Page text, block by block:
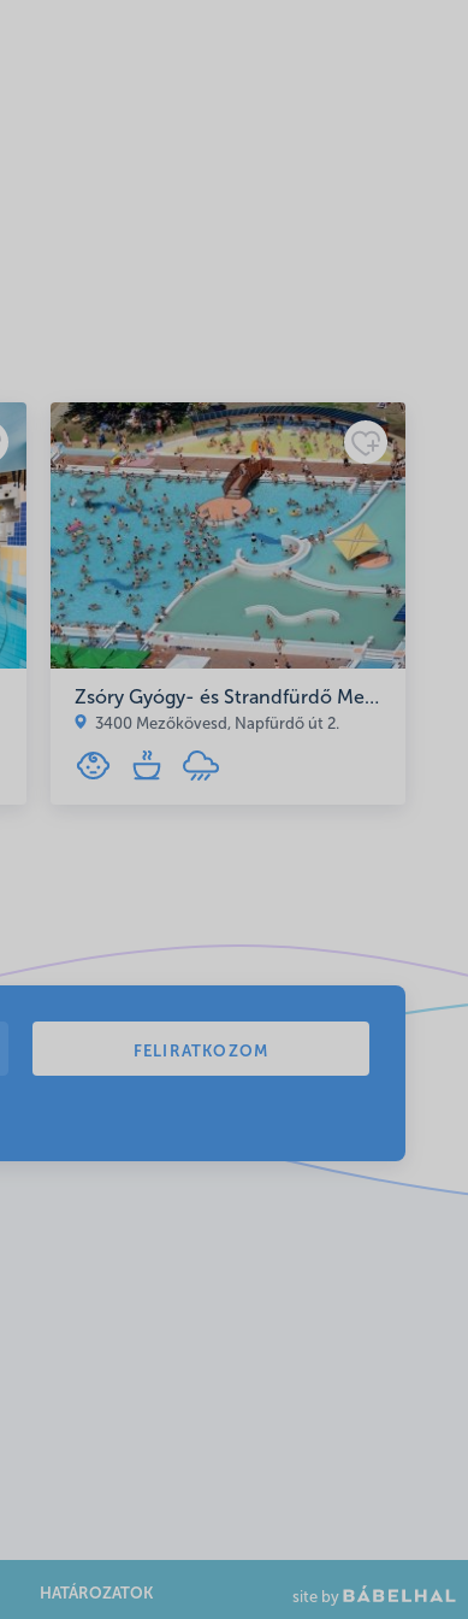
Zsóry Gyógy- és Strandfürdő Mezőkövesd
3400 Mezőkövesd, Napfürdő út 2.
HATÁROZATOK site by